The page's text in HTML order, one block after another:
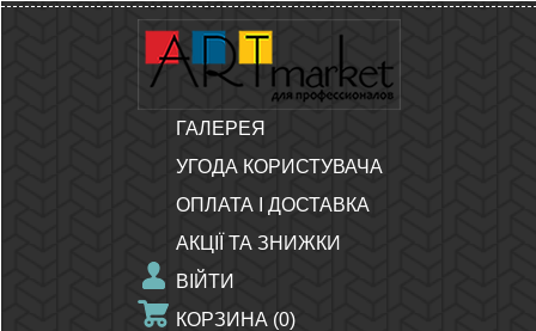
ГАЛЕРЕЯ
УГОДА КОРИСТУВАЧА
ОПЛАТА І ДОСТАВКА
АКЦІЇ ТА ЗНИЖКИ
ВІЙТИ
КОРЗИНА (0)